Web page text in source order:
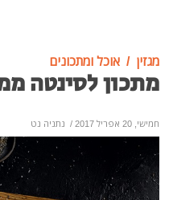
מגזין אוכל ומתכונים
מתכון לסינטה
חמישי, 20 אפריל 2017 / נתניה נט